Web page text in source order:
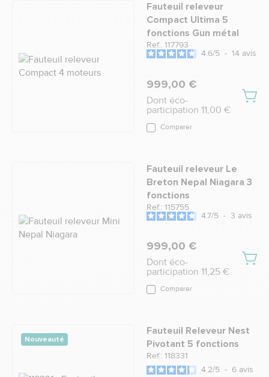
Fauteuil releveur
Compact Ultima 5
fonctions Gun métal
Ref.: 117793
4.6/5 - 14 avis
999,00 €
Dont éco-
participation 11,00 €
Comparer
Fauteuil releveur Le
Breton Nepal Niagara 3
fonctions
Ref.: 115755
4.7/5 - 3 avis
999,00 €
Dont éco-
participation 11,25 €
Comparer
Nouveauté
Fauteuil Releveur Nest
Pivotant 5 fonctions
Ref.: 118331
4.2/5 - 6 avis